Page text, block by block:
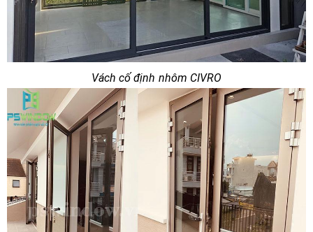
Vách cố định nhôm CIVRO